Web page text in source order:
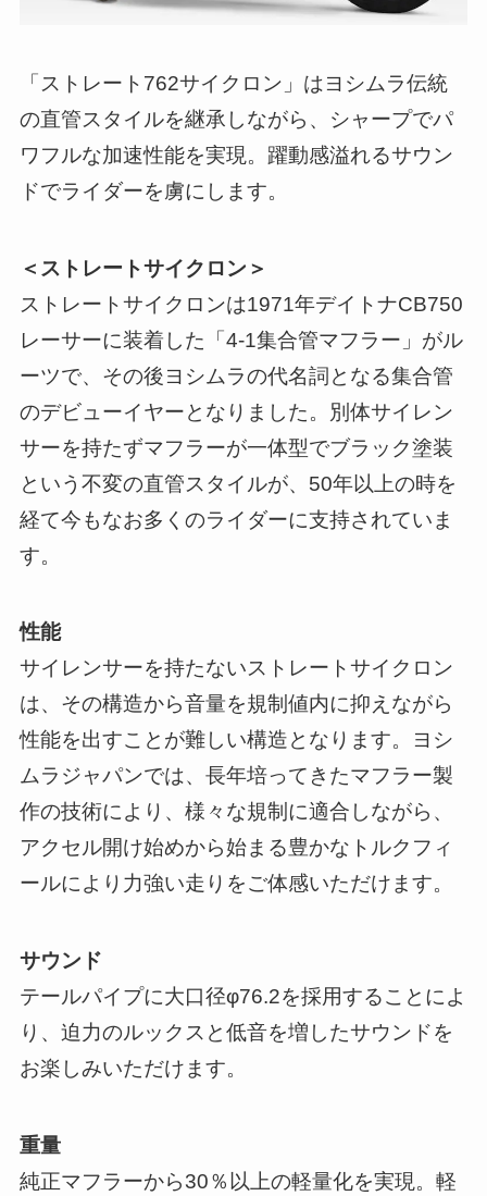
「ストレート762サイクロン」はヨシムラ伝統
の直管スタイルを継承しながら、シャープでパ
ワフルな加速性能を実現。躍動感溢れるサウン
ドでライダーを虜にします。
＜ストレートサイクロン＞
ストレートサイクロンは1971年デイトナCB750
レーサーに装着した「4-1集合管マフラー」がル
ーツで、その後ヨシムラの代名詞となる集合管
のデビューイヤーとなりました。別体サイレン
サーを持たずマフラーが一体型でブラック塗装
という不変の直管スタイルが、50年以上の時を
経て今もなお多くのライダーに支持されていま
す。
性能
サイレンサーを持たないストレートサイクロン
は、その構造から音量を規制値内に抑えながら
性能を出すことが難しい構造となります。ヨシ
ムラジャパンでは、長年培ってきたマフラー製
作の技術により、様々な規制に適合しながら、
アクセル開け始めから始まる豊かなトルクフィ
ールにより力強い走りをご体感いただけます。
サウンド
テールパイプに大口径φ76.2を採用することによ
り、迫力のルックスと低音を増したサウンドを
お楽しみいただけます。
重量
純正マフラーから30％以上の軽量化を実現。軽